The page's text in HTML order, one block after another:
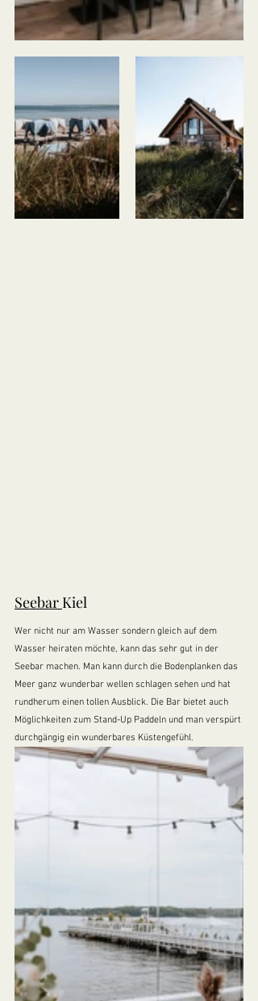
Seebar Kiel
Wer nicht nur am Wasser sondern gleich auf dem
Wasser heiraten möchte, kann das sehr gut in der
Seebar machen. Man kann durch die Bodenplanken das
Meer ganz wunderbar wellen schlagen sehen und hat
rundherum einen tollen Ausblick. Die Bar bietet auch
Möglichkeiten zum Stand-Up Paddeln und man verspürt
durchgängig ein wunderbares Küstengefühl.